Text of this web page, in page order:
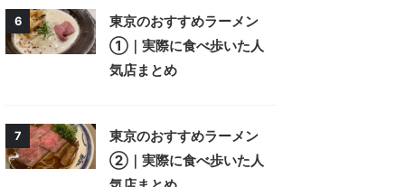
6
東京のおすすめラーメン
①｜実際に食べ歩いた人
気店まとめ
7
東京のおすすめラーメン
②｜実際に食べ歩いた人